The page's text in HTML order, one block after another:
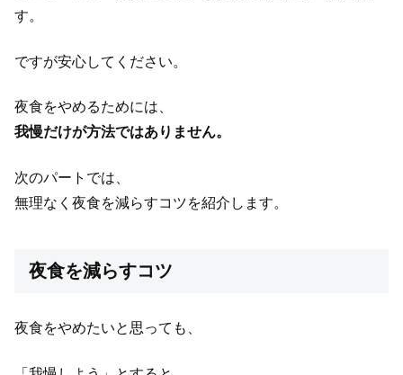
す。
ですが安心してください。
夜食をやめるためには、
我慢だけが方法ではありません。
次のパートでは、
無理なく夜食を減らすコツを紹介します。
夜食を減らすコツ
夜食をやめたいと思っても、